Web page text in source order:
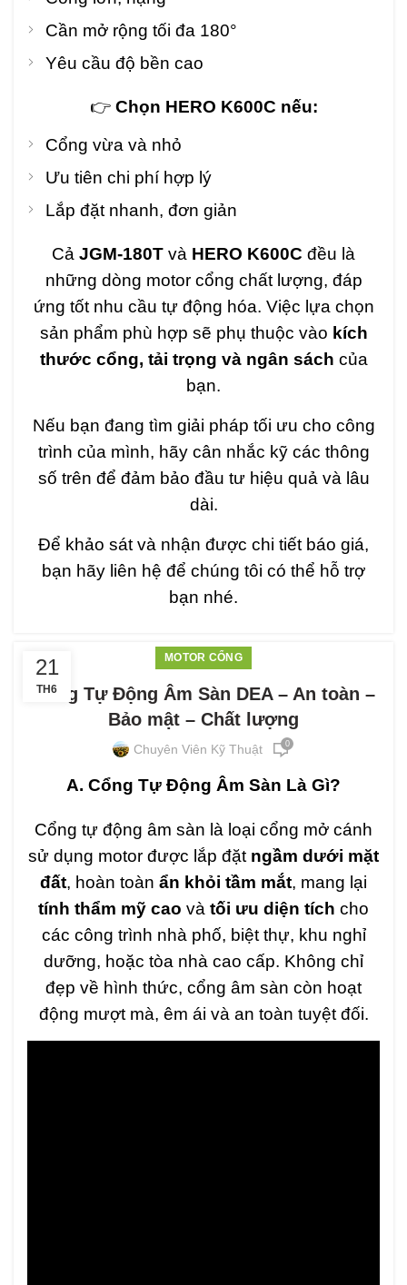
Cần mở rộng tối đa 180°
Yêu cầu độ bền cao
👉 Chọn HERO K600C nếu:
Cổng vừa và nhỏ
Ưu tiên chi phí hợp lý
Lắp đặt nhanh, đơn giản
Cả JGM-180T và HERO K600C đều là
những dòng motor cổng chất lượng, đáp
ứng tốt nhu cầu tự động hóa. Việc lựa chọn
sản phẩm phù hợp sẽ phụ thuộc vào kích
thước cổng, tải trọng và ngân sách của
bạn.
Nếu bạn đang tìm giải pháp tối ưu cho công
trình của mình, hãy cân nhắc kỹ các thông
số trên để đảm bảo đầu tư hiệu quả và lâu
dài.
Để khảo sát và nhận được chi tiết báo giá,
bạn hãy liên hệ để chúng tôi có thể hỗ trợ
bạn nhé.
21
TH6
MOTOR CỔNG
Cổng Tự Động Âm Sàn DEA – An toàn –
Bảo mật – Chất lượng
Chuyên Viên Kỹ Thuật 0
A. Cổng Tự Động Âm Sàn Là Gì?
Cổng tự động âm sàn là loại cổng mở cánh
sử dụng motor được lắp đặt ngầm dưới mặt
đất, hoàn toàn ẩn khỏi tầm mắt, mang lại
tính thẩm mỹ cao và tối ưu diện tích cho
các công trình nhà phố, biệt thự, khu nghỉ
dưỡng, hoặc tòa nhà cao cấp. Không chỉ
đẹp về hình thức, cổng âm sàn còn hoạt
động mượt mà, êm ái và an toàn tuyệt đối.